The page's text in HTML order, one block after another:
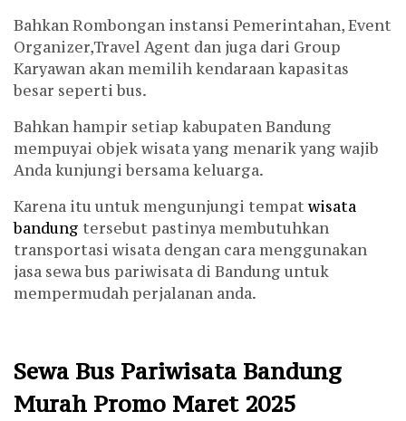
Bahkan Rombongan instansi Pemerintahan, Event
Organizer,Travel Agent dan juga dari Group
Karyawan akan memilih kendaraan kapasitas
besar seperti bus.
Bahkan hampir setiap kabupaten Bandung
mempuyai objek wisata yang menarik yang wajib
Anda kunjungi bersama keluarga.
Karena itu untuk mengunjungi tempatwisata
bandung tersebut pastinya membutuhkan
transportasi wisata dengan cara menggunakan
jasa sewa bus pariwisata di Bandung untuk
mempermudah perjalanan anda.
Sewa Bus Pariwisata Bandung
Murah Promo Maret 2025